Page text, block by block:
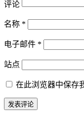
评论
名称 *
电子邮件 *
站点
在此浏览器中保存